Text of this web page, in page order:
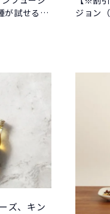
が試せるお
ジョン
ズ、キン